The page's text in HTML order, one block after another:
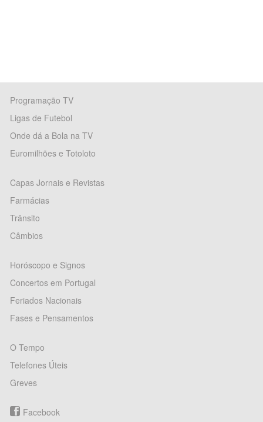
Programação TV
Ligas de Futebol
Onde dá a Bola na TV
Euromilhões e Totoloto
Capas Jornais e Revistas
Farmácias
Trânsito
Câmbios
Horóscopo e Signos
Concertos em Portugal
Feriados Nacionais
Fases e Pensamentos
O Tempo
Telefones Úteis
Greves
Facebook